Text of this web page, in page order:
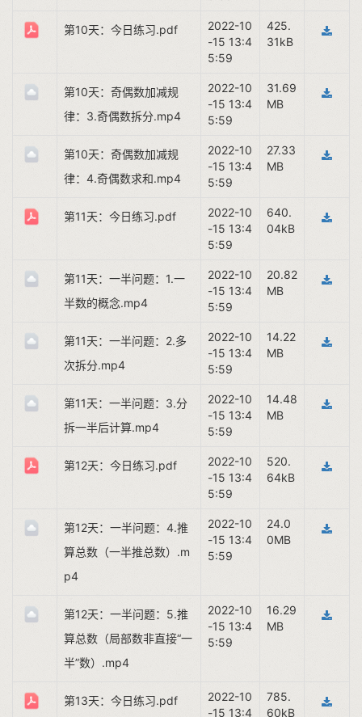
第10天：今日练习.pdf
2022-10
-15 13:4
5:59
425.
31kB
第10天：奇偶数加减规
律：3.奇偶数拆分.mp4
2022-10
-15 13:4
5:59
31.69
MB
第10天：奇偶数加减规
律：4.奇偶数求和.mp4
2022-10
-15 13:4
5:59
27.33
MB
第11天：今日练习.pdf
2022-10
-15 13:4
5:59
640.
04kB
第11天：一半问题：1.一
半数的概念.mp4
2022-10
-15 13:4
5:59
20.82
MB
第11天：一半问题：2.多
次拆分.mp4
2022-10
-15 13:4
5:59
14.22
MB
第11天：一半问题：3.分
拆一半后计算.mp4
2022-10
-15 13:4
5:59
14.48
MB
第12天：今日练习.pdf
2022-10
-15 13:4
5:59
520.
64kB
第12天：一半问题：4.推
算总数（一半推总数）.m
p4
2022-10
-15 13:4
5:59
24.0
0MB
第12天：一半问题：5.推
算总数（局部数非直接“一
半”数）.mp4
2022-10
-15 13:4
5:59
16.29
MB
第13天：今日练习.pdf
2022-10
-15 13:4
785.
60kB